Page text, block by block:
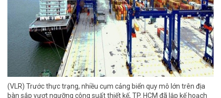
(VLR) Trước thực trạng, nhiều cụm cảng biển quy mô lớn trên địa
bàn sắp vượt ngưỡng công suất thiết kế, TP. HCM đã lập kế hoạch